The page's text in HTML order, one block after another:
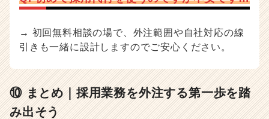
→ 初回無料相談の場で、外注範囲や自社対応の線
引きも一緒に設計しますのでご安心ください。
⑩ まとめ｜採用業務を外注する第一歩を踏
み出そう